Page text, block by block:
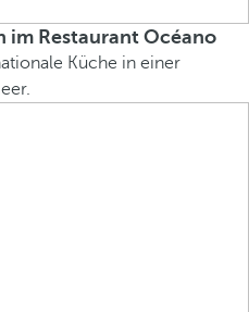
im Restaurant Océano
Küche in einer